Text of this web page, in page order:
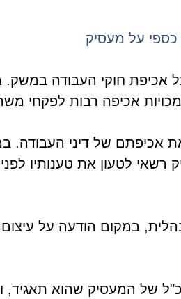
כספי על מעסיק
אכיפת חוקי העבודה
אכיפתם של דיני
במקום הודעה על
של המעסיק שהוא תאגיד,